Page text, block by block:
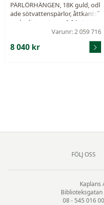
PÄRLÖRHÄNGEN, 18K guld, odl
ade sötvattenspärlor, åttkantsli
pade diamanter ca 0,04 ctv, stif
t, höjd 17,0 mm, vikt 2,3 g.
Varunr: 2 059 716
8 040 kr
FÖLJ OSS
Kaplans
Biblioteksgatan
08 - 545 016 00